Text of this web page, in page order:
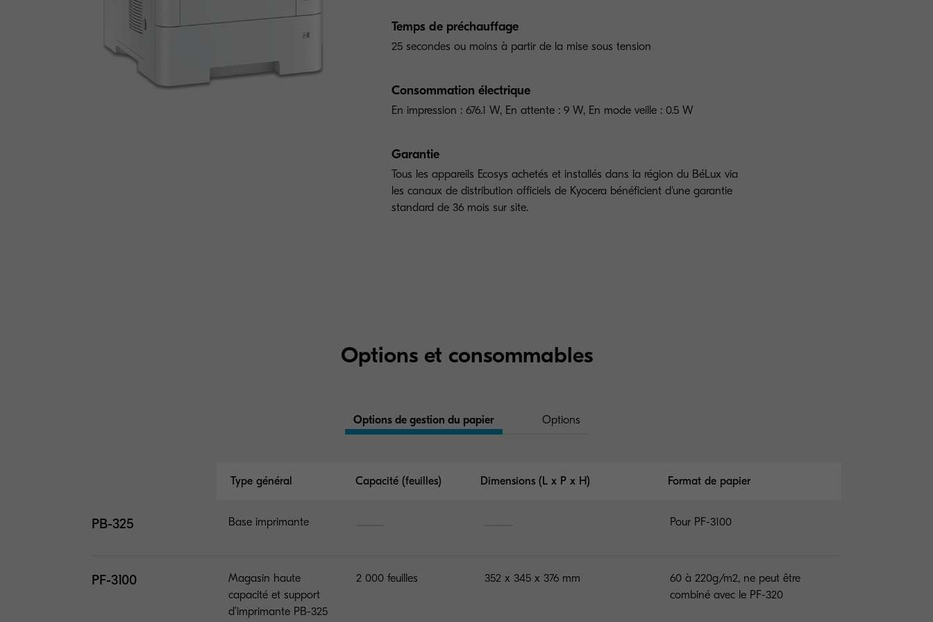
Temps de préchauffage
25 secondes ou moins à partir de la mise sous tension
Consommation électrique
En impression : 676.1 W, En attente : 9 W, En mode veille : 0.5 W
Garantie
Tous les appareils Ecosys achetés et installés dans la région du BéLux via
les canaux de distribution officiels de Kyocera bénéficient d'une garantie
standard de 36 mois sur site.
Options et consommables
Options de gestion du papier Options
Type général Capacité (feuilles) Dimensions (L x P x H) Format de papier
PB-325 Base imprimante Pour PF-3100
PF-3100
Magasin haute
capacité et support
d’imprimante PB-325
2 000 feuilles 352 x 345 x 376 mm
60 à 220g/m2, ne peut être
combiné avec le PF-320